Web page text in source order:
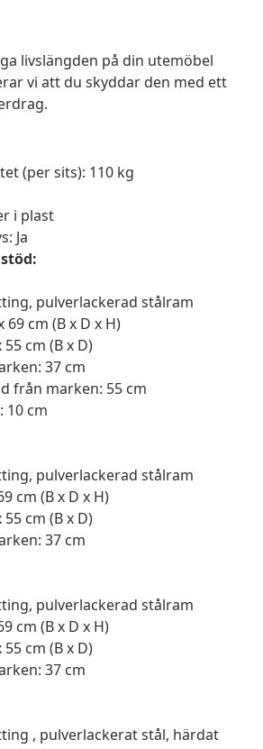
livslängden på din utemöbel
vi att du skyddar den med ett
(per sits): 110 kg
i plast
Ja
pulverlackerad stålram
69 cm (B x D x H)
cm (B x D)
37 cm
från marken: 55 cm
10 cm
pulverlackerad stålram
cm (B x D x H)
cm (B x D)
37 cm
pulverlackerad stålram
cm (B x D x H)
cm (B x D)
37 cm
, pulverlackerat stål, härdat